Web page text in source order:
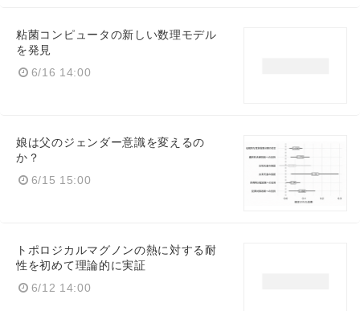
粘菌コンピュータの新しい数理モデル
を発見
6/16 14:00
娘は父のジェンダー意識を変えるの
か？
6/15 15:00
トポロジカルマグノンの熱に対する耐
性を初めて理論的に実証
6/12 14:00